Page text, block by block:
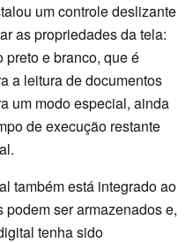
um controle deslizante
as propriedades da tela:
preto e branco, que é
a leitura de documentos
um modo especial, ainda
de execução restante
também está integrado ao
ser armazenados e,
tenha sido